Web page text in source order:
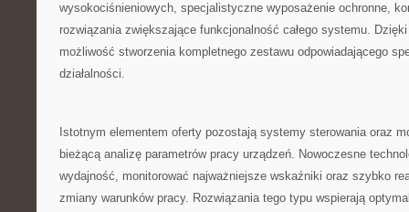
wysokociśnieniowych, specjalistyczne wyposażenie ochronne,
rozwiązania zwiększające funkcjonalność całego systemu.
możliwość stworzenia kompletnego zestawu odpowiadającego
działalności.
Istotnym elementem oferty pozostają systemy sterowania oraz
bieżącą analizę parametrów pracy urządzeń. Nowoczesne
wydajność, monitorować najważniejsze wskaźniki oraz szybko
zmiany warunków pracy. Rozwiązania tego typu wspierają